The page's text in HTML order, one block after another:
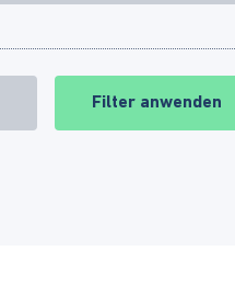
Filter anwenden